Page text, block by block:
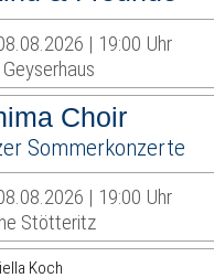
| 19:00 Uhr
Choir
Sommerkonzerte
| 19:00 Uhr
Stötteritz